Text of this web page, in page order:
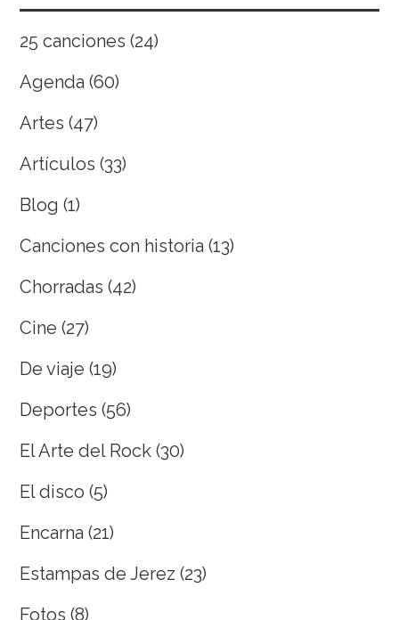
25 canciones (24)
Agenda (60)
Artes (47)
Artículos (33)
Blog (1)
Canciones con historia (13)
Chorradas (42)
Cine (27)
De viaje (19)
Deportes (56)
El Arte del Rock (30)
El disco (5)
Encarna (21)
Estampas de Jerez (23)
Fotos (8)